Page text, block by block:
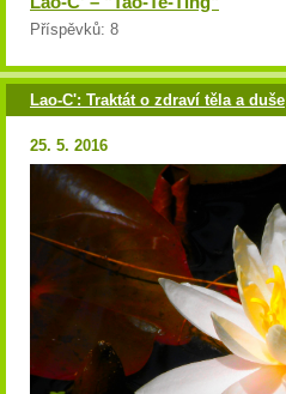
Příspěvků: 8
Lao-C': Traktát o zdraví těla a duše
25. 5. 2016